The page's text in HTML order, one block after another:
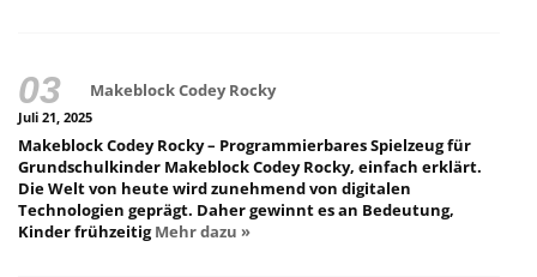
Makeblock Codey Rocky
Juli 21, 2025
Makeblock Codey Rocky – Programmierbares Spielzeug für
Grundschulkinder Makeblock Codey Rocky, einfach erklärt.
Die Welt von heute wird zunehmend von digitalen
Technologien geprägt. Daher gewinnt es an Bedeutung,
Kinder frühzeitigMehr dazu »